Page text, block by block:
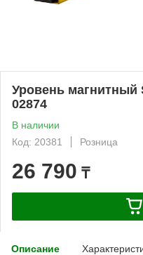
Уровень магнитный
02874
В наличии
Код: 20381
Розница
26 790 ₸
Описание